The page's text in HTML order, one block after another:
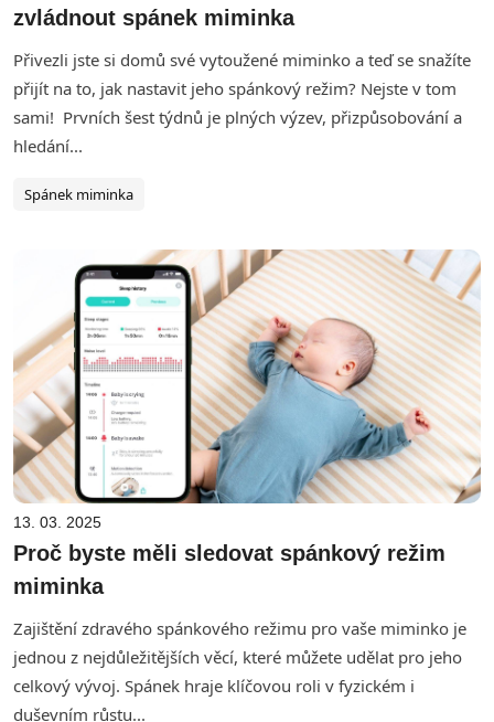
zvládnout spánek miminka
Přivezli jste si domů své vytoužené miminko a teď se snažíte
přijít na to, jak nastavit jeho spánkový režim? Nejste v tom
sami! Prvních šest týdnů je plných výzev, přizpůsobování a
hledání...
Spánek miminka
13. 03. 2025
Proč byste měli sledovat spánkový režim
miminka
Zajištění zdravého spánkového režimu pro vaše miminko je
jednou z nejdůležitějších věcí, které můžete udělat pro jeho
celkový vývoj. Spánek hraje klíčovou roli v fyzickém i
duševním růstu...